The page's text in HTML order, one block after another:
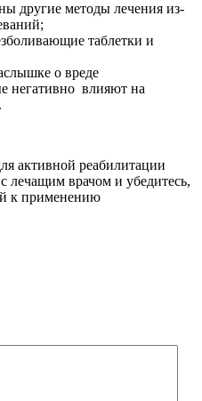
другие методы лечения из-
таблетки и
о вреде
негативно влияют на
активной реабилитации
лечащим врачом и убедитесь,
к применению